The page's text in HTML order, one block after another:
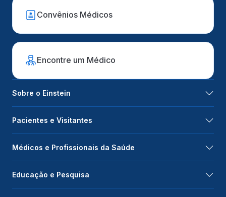
Convênios Médicos
Encontre um Médico
Sobre o Einstein
Pacientes e Visitantes
Médicos e Profissionais da Saúde
Educação e Pesquisa